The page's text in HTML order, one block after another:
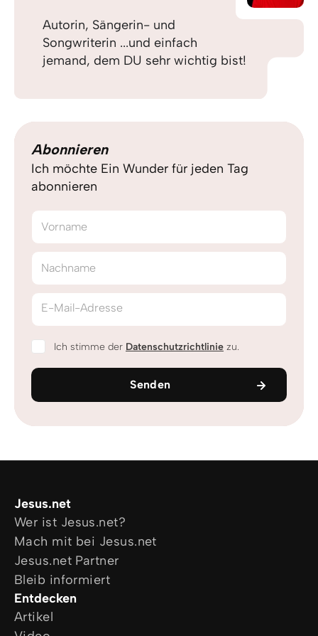
Autorin, Sängerin- und
Songwriterin ...und einfach
jemand, dem DU sehr wichtig bist!
Abonnieren
Ich möchte Ein Wunder für jeden Tag
abonnieren
Vorname
Nachname
E-Mail-Adresse
Ich stimme der Datenschutzrichtlinie zu.
Senden
Jesus.net
Wer ist Jesus.net?
Mach mit bei Jesus.net
Jesus.net Partner
Bleib informiert
Entdecken
Artikel